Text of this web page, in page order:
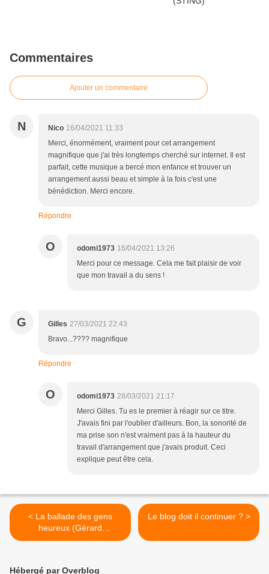
Commentaires
Ajouter un commentaire
N Nico 16/04/2021 11:33
Merci, énormément, vraiment pour cet arrangement
magnifique que j'ai très longtemps cherché sur internet. Il est
parfait, cette musique a bercé mon enfance et trouver un
arrangement aussi beau et simple à la fois c'est une
bénédiction. Merci encore.
Répondre
O odomi1973 16/04/2021 13:26
Merci pour ce message. Cela me fait plaisir de voir
que mon travail a du sens !
G Gilles 27/03/2021 22:43
Bravo...???? magnifique
Répondre
O odomi1973 28/03/2021 21:17
Merci Gilles. Tu es le premier à réagir sur ce titre.
J'avais fini par l'oublier d'ailleurs. Bon, la sonorité de
ma prise son n'est vraiment pas à la hauteur du
travail d'arrangement que j'avais produit. Ceci
explique peut être cela.
< La ballade des gens
heureux (Gérard
LENORMAN)
Le blog doit il continuer ? >
Hébergé par Overblog